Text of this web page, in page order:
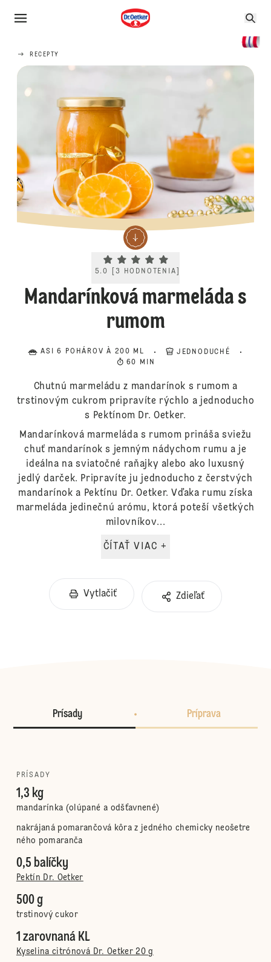
RECEPTY
Current rating 5.0. Click to rate.
5.0 3 HODNOTENIA
Mandarínková marmeláda s
rumom
ASI 6 POHÁROV À 200 ML
JEDNODUCHÉ
60 MIN
Chutnú marmeládu z mandarínok s rumom a
trstinovým cukrom pripravíte rýchlo a jednoducho
s Pektínom Dr. Oetker.
Mandarínková marmeláda s rumom prináša sviežu
chuť mandarínok s jemným nádychom rumu a je
ideálna na sviatočné raňajky alebo ako luxusný
jedlý darček. Pripravíte ju jednoducho z čerstvých
mandarínok a Pektínu Dr. Oetker. Vďaka rumu získa
marmeláda jedinečnú arómu, ktorá poteší všetkých
milovníkov...
ČÍTAŤ VIAC +
Vytlačiť Zdieľať
Prísady Príprava
PRÍSADY
1,3 kg
mandarínka (olúpané a odšťavnené)
nakrájaná pomarančová kôra z jedného chemicky neošetre
ného pomaranča
0,5 balíčky
Pektín Dr. Oetker
500 g
trstinový cukor
1 zarovnaná KL
Kyselina citrónová Dr. Oetker 20 g